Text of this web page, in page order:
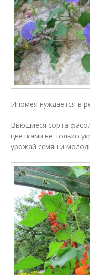
Ипомея нуждается в
Вьющиеся сорта
цветками не только
урожай семян и